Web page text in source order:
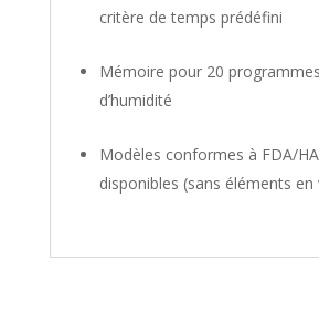
critère de temps prédéfini
Mémoire pour 20 programmes
d’humidité
Modèles conformes à FDA/
disponibles (sans éléments en